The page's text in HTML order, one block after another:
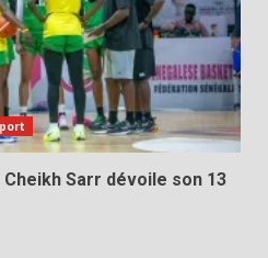
Sarr dévoile son 13